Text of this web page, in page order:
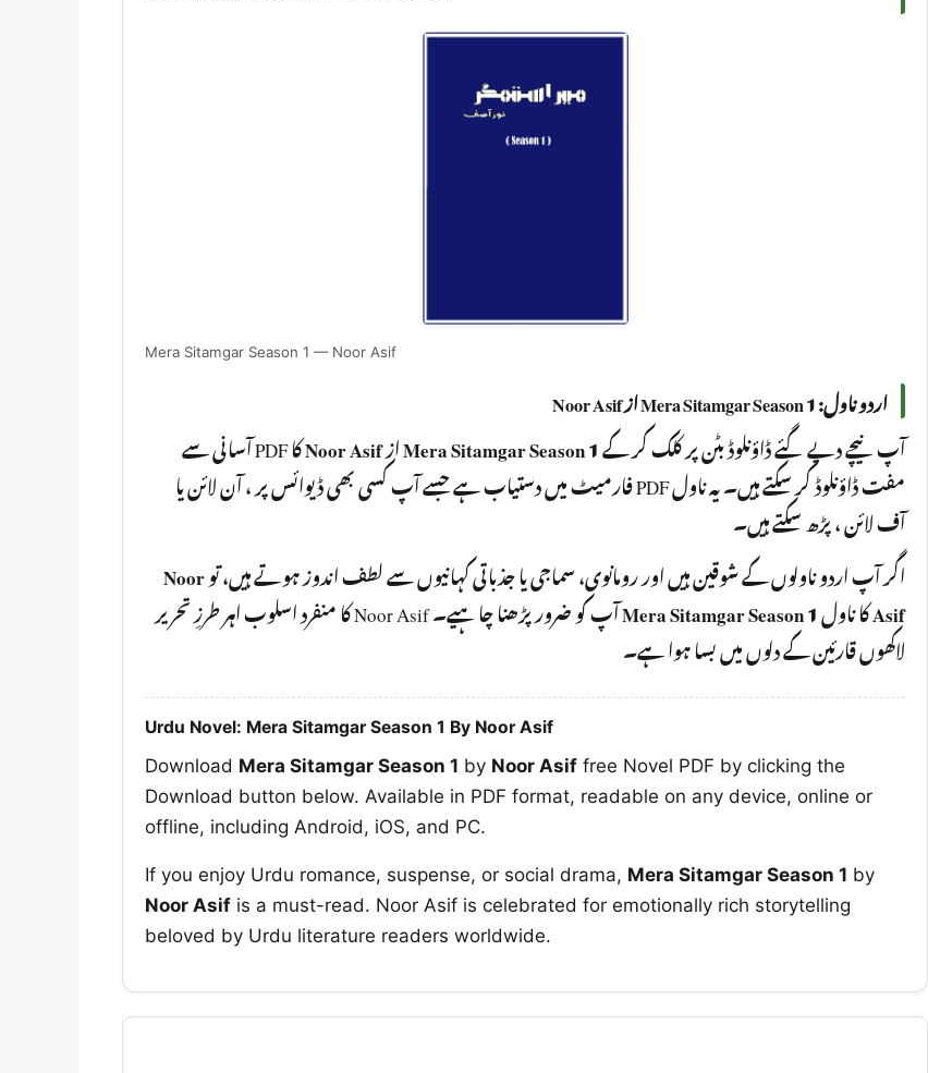
Mera Sitamgar Season 1 — Noor Asif
اردو ناول: Mera Sitamgar Season 1 از Noor Asif
آپ نیچے دیے گئے ڈاؤنلوڈ بٹن پر کلک کر کےMera Sitamgar Season 1ازNoor Asif
کا PDF آسانی سے
مفت ڈاؤنلوڈ کر سکتے ہیں۔ یہ ناول PDF فارمیٹ میں دستیاب ہے جسے آپ کسی بھی ڈیوائس پر ، آن لائن یا
آف لائن ، پڑھ سکتے ہیں۔
اگر آپ اردو ناولوں کے شوقین ہیں اور رومانوی، سماجی یا جذباتی کہانیوں سے لطف اندوز ہوتے ہیں، توNoor
Asifکا ناولMera Sitamgar Season 1
آپ کو ضرور پڑھنا چا ہیے۔ Noor Asif کا منفرد اسلوب اہر طرزِ تحریر
لاکھوں قارئین کے دلوں میں بسا ہوا ہے۔
Urdu Novel: Mera Sitamgar Season 1 By Noor Asif
Download Mera Sitamgar Season 1 by Noor Asif free Novel PDF by clicking the
Download button below. Available in PDF format, readable on any device, online or
offline, including Android, iOS, and PC.
If you enjoy Urdu romance, suspense, or social drama, Mera Sitamgar Season 1 by
Noor Asif is a must-read. Noor Asif is celebrated for emotionally rich storytelling
beloved by Urdu literature readers worldwide.